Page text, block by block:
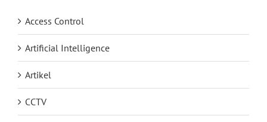
Access Control
Artificial Intelligence
Artikel
CCTV